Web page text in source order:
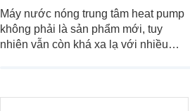
Máy nước nóng trung tâm heat pump
không phải là sản phẩm mới, tuy
nhiên vẫn còn khá xa lạ với nhiều